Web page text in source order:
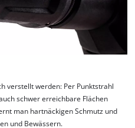
verstellt werden: Per Punktstrahl
schwer erreichbare Flächen
man hartnäckigen Schmutz und
und Bewässern.